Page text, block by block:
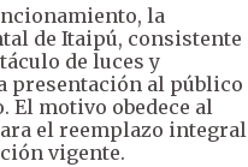
la
de Itaipú, consistente
de luces y
presentación al público
El motivo obedece al
el reemplazo integral
vigente.